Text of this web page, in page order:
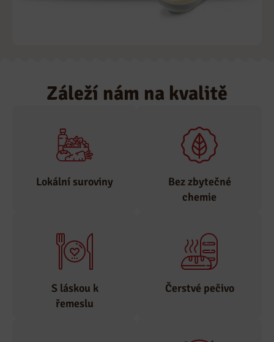
Záleží nám na kvalitě
Lokální suroviny
Suroviny odebíráme
pouze od
prověřených
dodavatelů.
Bez zbytečné
chemie
Zastáváme tradiční
výrobu, bez
S láskou k
řemeslu
Čerstvé pečivo